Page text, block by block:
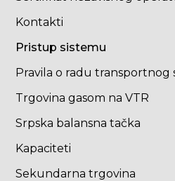
Kontakti
Pristup sistemu
Pravila o radu transportnog
Trgovina gasom na VTR
Srpska balansna tačka
Kapaciteti
Sekundarna trgovina